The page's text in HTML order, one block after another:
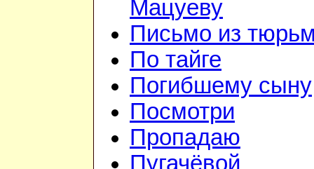
Мацуеву
Письмо из
По тайге
Погибшему сыну
Посмотри
Пропадаю
Пугачёвой